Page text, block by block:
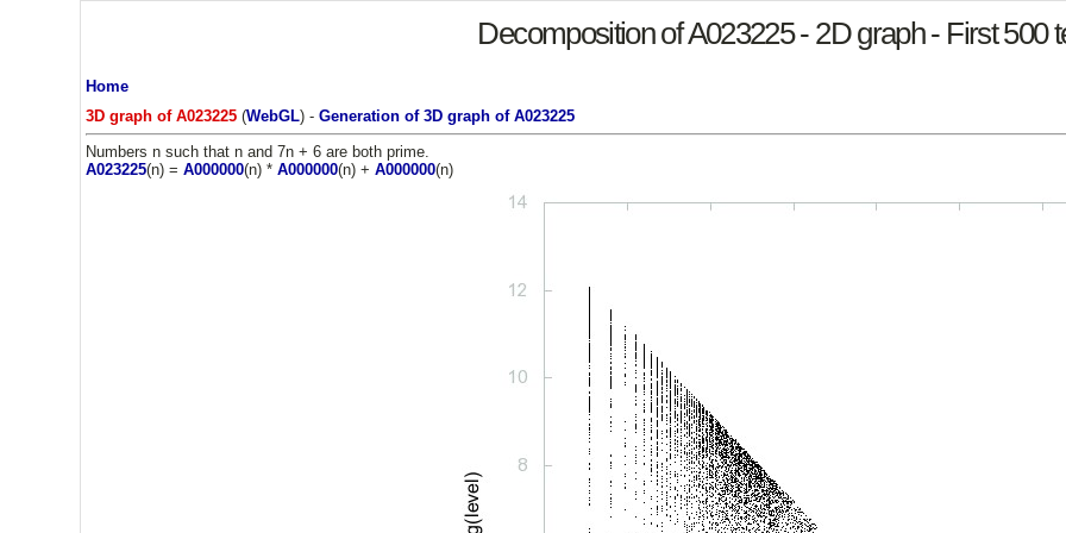
Decomposition of A023225 - 2D graph - First 500
Home
3D graph of A023225 (WebGL) - Generation of 3D graph of A023225
Numbers n such that n and 7n + 6 are both prime.
A023225(n) = A000000(n) * A000000(n) + A000000(n)